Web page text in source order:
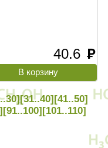
40.6 руб
[31..40][41..50]
[91..100][101..110]